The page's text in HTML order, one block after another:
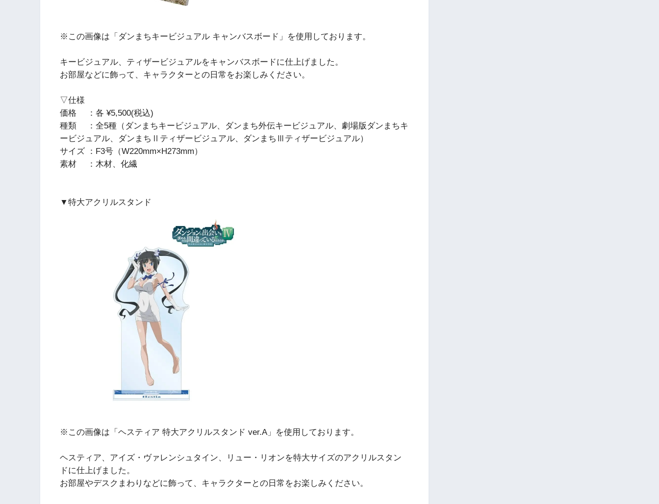
※この画像は「ダンまちキービジュアル キャンバスボード」を使用しております。
キービジュアル、ティザービジュアルをキャンバスボードに仕上げました。
お部屋などに飾って、キャラクターとの日常をお楽しみください。
▽仕様
価格 ：各 ¥5,500(税込)
種類 ：全5種（ダンまちキービジュアル、ダンまち外伝キービジュアル、劇場版ダンまちキ
ービジュアル、ダンまちⅡティザービジュアル、ダンまちⅢティザービジュアル）
サイズ ：F3号（W220mm×H273mm）
素材 ：木材、化繊
▼特大アクリルスタンド
※この画像は「ヘスティア 特大アクリルスタンド ver.A」を使用しております。
ヘスティア、アイズ・ヴァレンシュタイン、リュー・リオンを特大サイズのアクリルスタン
ドに仕上げました。
お部屋やデスクまわりなどに飾って、キャラクターとの日常をお楽しみください。